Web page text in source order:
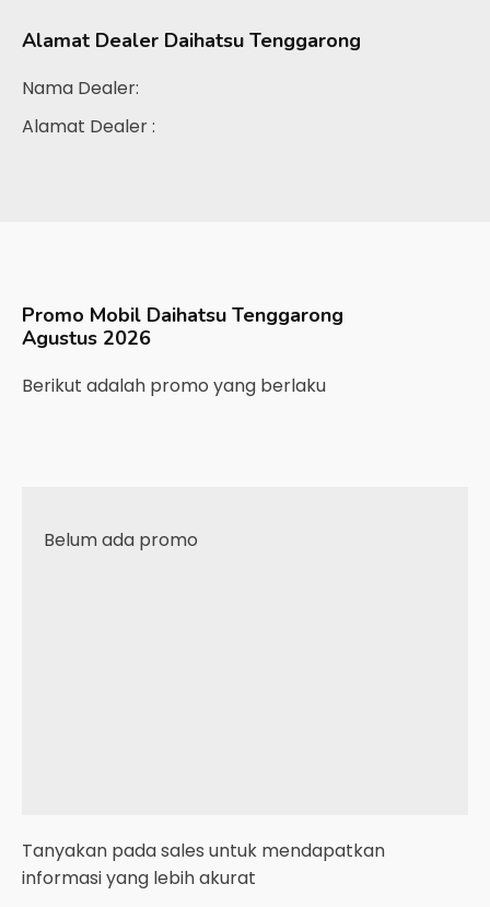
Alamat Dealer Daihatsu Tenggarong
Nama Dealer:
Alamat Dealer :
Promo Mobil Daihatsu Tenggarong
Agustus 2026
Berikut adalah promo yang berlaku
Belum ada promo
Tanyakan pada sales untuk mendapatkan
informasi yang lebih akurat